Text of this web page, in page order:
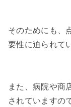
そのためにも、
要性に迫られて
また、病院や商
されていますの